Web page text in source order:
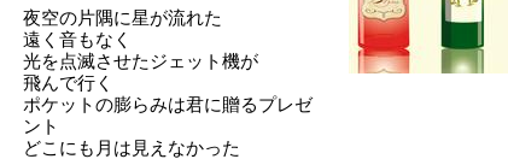
夜空の片隅に星が流れた
遠く音もなく
光を点滅させたジェット機が
飛んで行く
ポケットの膨らみは君に贈るプレゼ
ント
どこにも月は見えなかった